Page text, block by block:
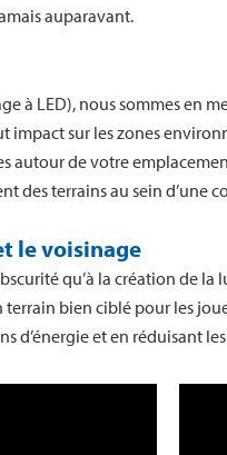
auparavant.
à LED), nous sommes en
sur les zones
autour de votre
des terrains au sein d’une
le voisinage
qu’à la création de
bien ciblé pour les
d’énergie et en réduisant